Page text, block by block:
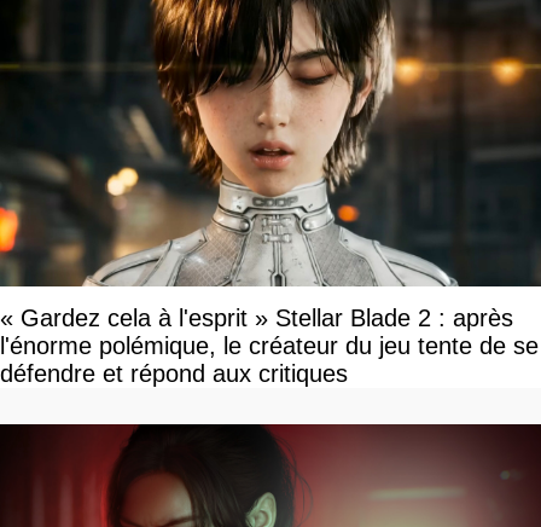
« Gardez cela à l'esprit » Stellar Blade 2 : après
l'énorme polémique, le créateur du jeu tente de se
défendre et répond aux critiques